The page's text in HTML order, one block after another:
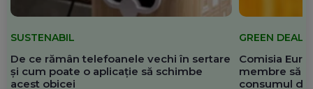
SUSTENABIL
De ce rămân telefoanele vechi în sertare
și cum poate o aplicație să schimbe
acest obicei
GREEN DEAL
Comisia
membre să
consumul de